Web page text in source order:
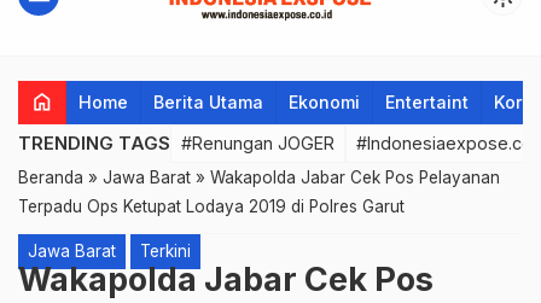
home Home Berita Utama Ekonomi Entertaint
TRENDING TAGS #Renungan JOGER
Beranda » Jawa Barat » Wakapolda Jabar Cek Pos Pelayanan
Terpadu Ops Ketupat Lodaya 2019 di Polres Garut
Jawa Barat Terkini
Wakapolda Jabar Cek Pos